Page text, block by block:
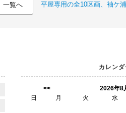
一覧へ 平屋専用の全10区画、袖ケ
カレン
<<
2026年8
日
月 火 水